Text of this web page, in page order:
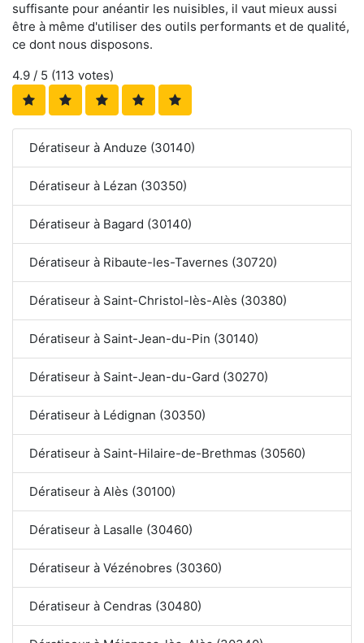
suffisante pour anéantir les nuisibles, il vaut mieux aussi
être à même d'utiliser des outils performants et de qualité,
ce dont nous disposons.
4.9 / 5 (113 votes)
Dératiseur à Anduze (30140)
Dératiseur à Lézan (30350)
Dératiseur à Bagard (30140)
Dératiseur à Ribaute-les-Tavernes (30720)
Dératiseur à Saint-Christol-lès-Alès (30380)
Dératiseur à Saint-Jean-du-Pin (30140)
Dératiseur à Saint-Jean-du-Gard (30270)
Dératiseur à Lédignan (30350)
Dératiseur à Saint-Hilaire-de-Brethmas (30560)
Dératiseur à Alès (30100)
Dératiseur à Lasalle (30460)
Dératiseur à Vézénobres (30360)
Dératiseur à Cendras (30480)